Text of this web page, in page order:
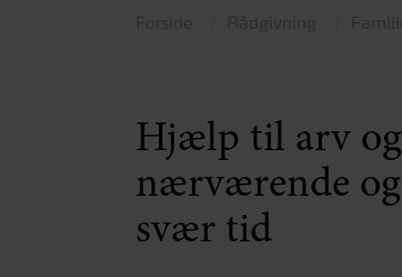
Hjælp til arv og
nærværende
svær tid